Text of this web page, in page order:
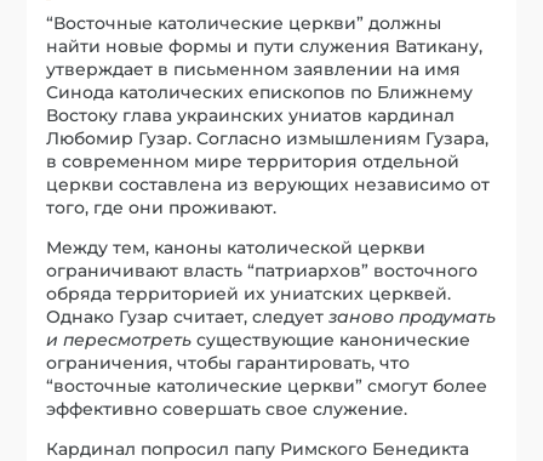
“Восточные католические церкви” должны
найти новые формы и пути служения Ватикану,
утверждает в письменном заявлении на имя
Синода католических епископов по Ближнему
Востоку глава украинских униатов кардинал
Любомир Гузар. Согласно измышлениям Гузара,
в современном мире территория отдельной
церкви составлена из верующих независимо от
того, где они проживают.
Между тем, каноны католической церкви
ограничивают власть “патриархов” восточного
обряда территорией их униатских церквей.
Однако Гузар считает, следуетзаново продумать
и пересмотреть существующие канонические
ограничения, чтобы гарантировать, что
“восточные католические церкви” смогут более
эффективно совершать свое служение.
Кардинал попросил папу Римского Бенедикта